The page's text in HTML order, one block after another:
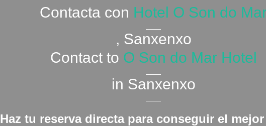
Contacta con Hotel O Son do
, Sanxenxo
Contact to O Son do Mar Hotel
in Sanxenxo
Haz tu reserva directa para conseguir el